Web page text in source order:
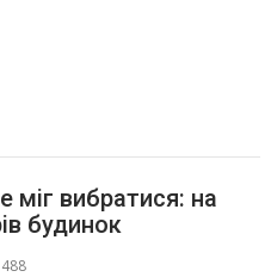
міг вибратися: на
будинок